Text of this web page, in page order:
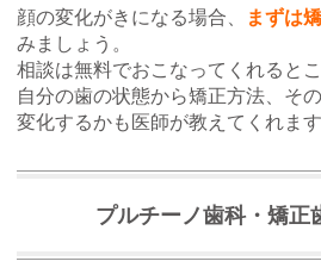
顔の変化がきになる場合、 まずは
みましょう。
相談は無料でおこなってくれるとこ
自分の歯の状態から矯正方法、そ
変化するかも医師が教えてくれます
プルチーノ歯科・矯正